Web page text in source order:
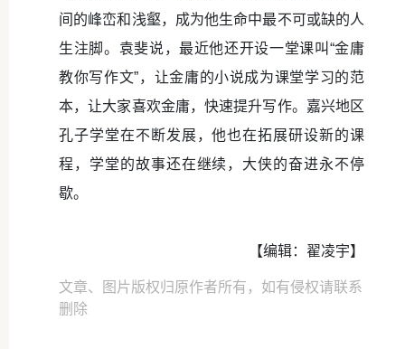
间的峰峦和浅壑，成为他生命中最不可或缺的人
生注脚。袁斐说，最近他还开设一堂课叫“金庸
教你写作文”，让金庸的小说成为课堂学习的范
本，让大家喜欢金庸，快速提升写作。嘉兴地区
孔子学堂在不断发展，他也在拓展研设新的课
程，学堂的故事还在继续，大侠的奋进永不停
歇。
【编辑：翟凌宇】
文章、图片版权归原作者所有，如有侵权请联系
删除